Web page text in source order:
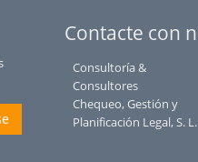
Contacte con
Consultoría &
Consultores
Chequeo, Gestión y
Planificación Legal, S. L.